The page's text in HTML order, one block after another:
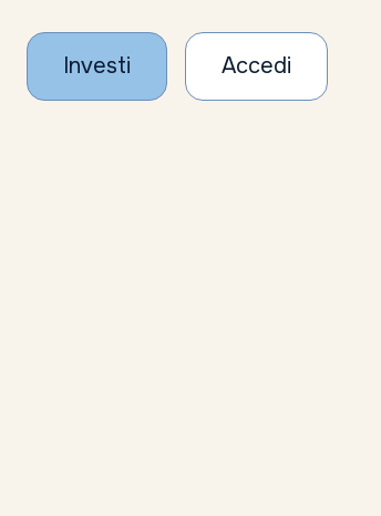
Investi Accedi